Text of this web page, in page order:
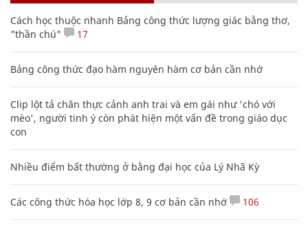
Cách học thuộc nhanh Bảng công thức lượng giác bằng thơ,
"thần chú"
17
Bảng công thức đạo hàm nguyên hàm cơ bản cần nhớ
Clip lột tả chân thực cảnh anh trai và em gái như 'chó với
mèo', người tinh ý còn phát hiện một vấn đề trong giáo dục
con
Nhiều điểm bất thường ở bằng đại học của Lý Nhã Kỳ
Các công thức hóa học lớp 8, 9 cơ bản cần nhớ 106